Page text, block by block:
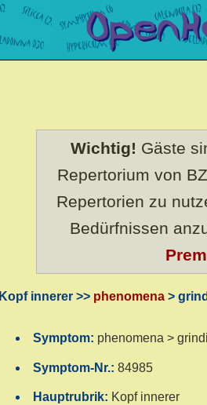
Wichtig! Gäste
Repertorium von
Repertorien zu
Bedürfnissen
Kopf innerer >> phenomena >
Symptom: phenomena >
Symptom-Nr.:84985
Hauptrubrik: Kopf innerer